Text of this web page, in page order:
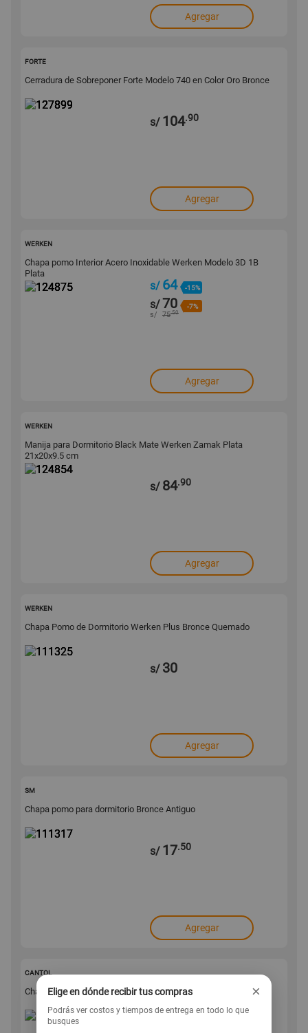
Agregar
FORTE
Cerradura de Sobreponer Forte Modelo 740 en Color Oro Bronce
s/ 104.90
Agregar
WERKEN
Chapa pomo Interior Acero Inoxidable Werken Modelo 3D 1B
Plata
s/ 64 -15%
s/70 -7%
s/ 75.50
Agregar
WERKEN
Manija para Dormitorio Black Mate Werken Zamak Plata
21x20x9.5 cm
s/ 84.90
Agregar
WERKEN
Chapa Pomo de Dormitorio Werken Plus Bronce Quemado
s/ 30
Agregar
SM
Chapa pomo para dormitorio Bronce Antiguo
s/ 17.50
Agregar
CANTOL
Chapa pomo para Baño Acero Inoxidable Cantol
Elige en dónde recibir tus compras ×
Podrás ver costos y tiempos de entrega en todo lo que
busques